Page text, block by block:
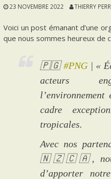
23 NOVEMBRE 2022 THIERRY
Voici un post émanant d’une
que nous sommes heureux de
🇵🇬#PNG| «
acteurs
cadre
tropicales.
Avec nos
🇳🇿🇨🇦, nous
d’apporter